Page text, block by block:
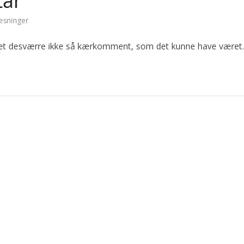
desværre ikke så kærkomment, som det kunne have været.